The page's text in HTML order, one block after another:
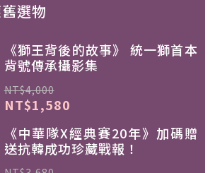
選物
《獅王背後的故事》 統一獅首本
背號傳承攝影集
NT$4,000
NT$1,580
《中華隊X經典賽20年》加碼贈
送抗韓成功珍藏戰報！